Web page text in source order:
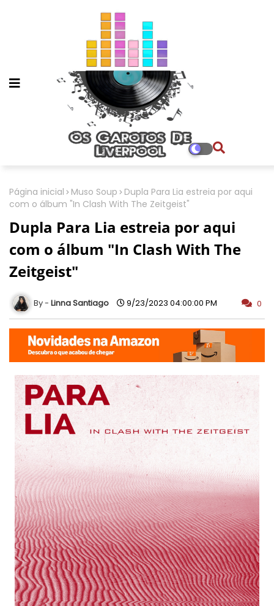
Página inicial Muso Soup
Dupla Para Lia estreia por aqui
com o álbum "In Clash With The Zeitgeist"
Dupla Para Lia estreia por aqui
com o álbum "In Clash With The
Zeitgeist"
Linna Santiago 9/23/2023 04:00:00 PM 0